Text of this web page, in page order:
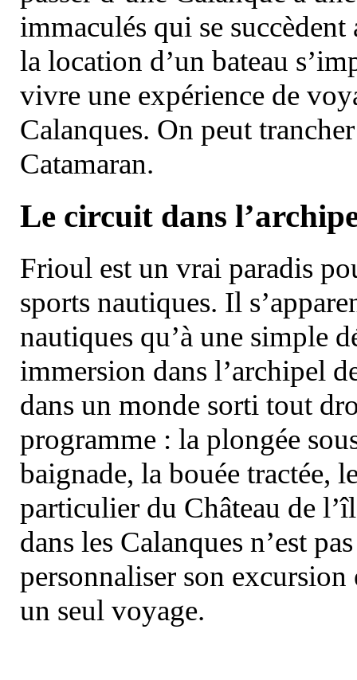
immaculés qui se
la location d’un bateau
vivre une expérience de
Calanques. On peut
Catamaran.
Le circuit dans
Frioul est un vrai paradis
sports nautiques. Il
nautiques qu’à une simple
immersion dans l’archipel
dans un monde sorti tout
programme : la plongée
baignade, la bouée tractée,
particulier du Château de
dans les Calanques n’est
personnaliser son
un seul voyage.